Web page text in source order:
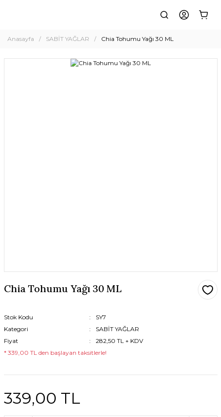
Anasayfa SABİT YAĞLAR Chia Tohumu Yağı 30 ML
Chia Tohumu Yağı 30 ML
Stok Kodu
SY7
Kategori
SABİT YAĞLAR
Fiyat
282,50 TL + KDV
* 339,00 TL den başlayan taksitlerle!
339,00 TL